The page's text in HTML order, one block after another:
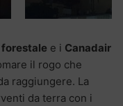
forestale e i Canadair
il rogo che
raggiungere. La
da terra con i